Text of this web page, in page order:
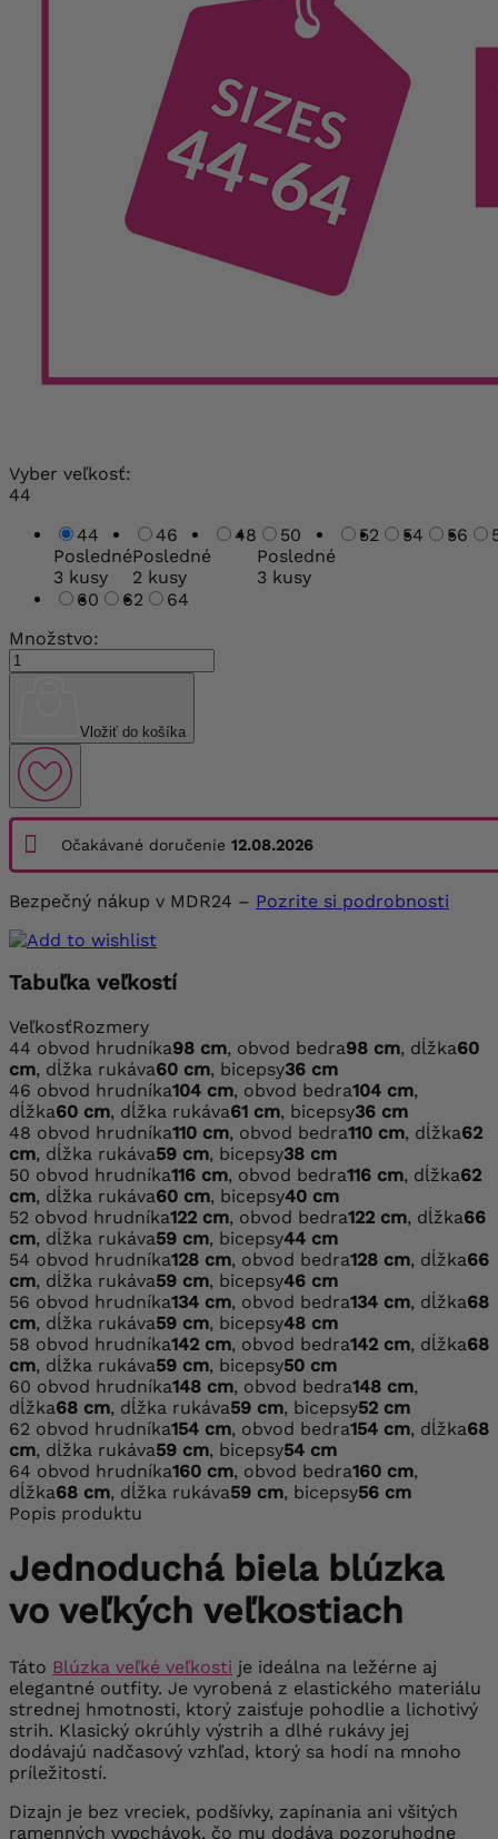
Vyber veľkosť:
44
44
Posledné
3 kusy
46
Posledné
2 kusy
48
50
Posledné
3 kusy
52 54 56
60 62
64
Množstvo:
Vložiť do košíka
Očakávané doručenie 12.08.2026
Bezpečný nákup v MDR24 – Pozrite si podrobnosti
Tabuľka veľkostí
VeľkosťRozmery
44 obvod hrudníka98 cm, obvod bedra98 cm, dĺžka60
cm, dĺžka rukáva60 cm, bicepsy36 cm
46 obvod hrudníka104 cm, obvod bedra104 cm,
dĺžka60 cm, dĺžka rukáva61 cm, bicepsy36 cm
48 obvod hrudníka110 cm, obvod bedra110 cm, dĺžka62
cm, dĺžka rukáva59 cm, bicepsy38 cm
50 obvod hrudníka116 cm, obvod bedra116 cm, dĺžka62
cm, dĺžka rukáva60 cm, bicepsy40 cm
52 obvod hrudníka122 cm, obvod bedra122 cm, dĺžka66
cm, dĺžka rukáva59 cm, bicepsy44 cm
54 obvod hrudníka128 cm, obvod bedra128 cm, dĺžka66
cm, dĺžka rukáva59 cm, bicepsy46 cm
56 obvod hrudníka134 cm, obvod bedra134 cm, dĺžka68
cm, dĺžka rukáva59 cm, bicepsy48 cm
58 obvod hrudníka142 cm, obvod bedra142 cm, dĺžka68
cm, dĺžka rukáva59 cm, bicepsy50 cm
60 obvod hrudníka148 cm, obvod bedra148 cm,
dĺžka68 cm, dĺžka rukáva59 cm, bicepsy52 cm
62 obvod hrudníka154 cm, obvod bedra154 cm, dĺžka68
cm, dĺžka rukáva59 cm, bicepsy54 cm
64 obvod hrudníka160 cm, obvod bedra160 cm,
dĺžka68 cm, dĺžka rukáva59 cm, bicepsy56 cm
Popis produktu
Jednoduchá biela blúzka
vo veľkých veľkostiach
Táto Blúzka veľké veľkosti je ideálna na ležérne aj
elegantné outfity. Je vyrobená z elastického materiálu
strednej hmotnosti, ktorý zaisťuje pohodlie a lichotivý
strih. Klasický okrúhly výstrih a dlhé rukávy jej
dodávajú nadčasový vzhľad, ktorý sa hodí na mnoho
príležitostí.
Dizajn je bez vreciek, podšívky, zapínania ani všitých
ramenných vypchávok, čo mu dodáva pozoruhodne